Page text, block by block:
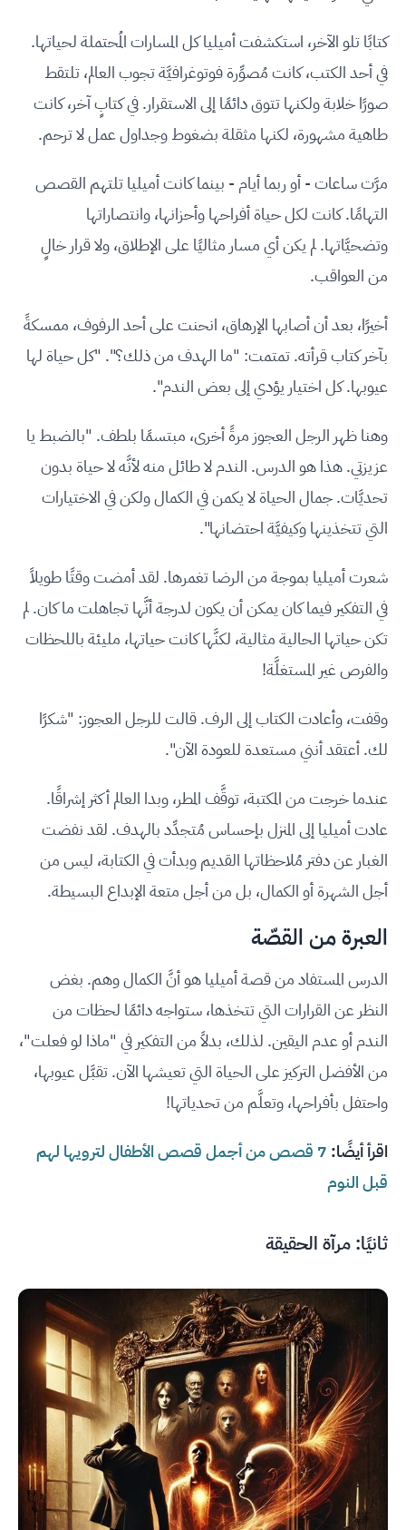
كتابًا تلو الآخر، استكشفت أميليا كل المسارات المُحتملة لحياتها.
في أحد الكتب، كانت مُصوِّرة فوتوغرافيَّة تجوب العالم، تلتقط
صورًا خلابة ولكنها تتوق دائمًا إلى الاستقرار. في كتابٍ آخر، كانت
طاهية مشهورة، لكنها مثقلة بضغوط وجداول عمل لا ترحم.
مرَّت ساعات - أو ربما أيام - بينما كانت أميليا تلتهم القصص
التهامًا. كانت لكل حياة أفراحها وأحزانها، وانتصاراتها
وتضحيَّاتها. لم يكن أي مسار مثاليًا على الإطلاق، ولا قرار خالٍ
من العواقب.
أخيرًا، بعد أن أصابها الإرهاق، انحنت على أحد الرفوف، ممسكةً
بآخر كتاب قرأته. تمتمت: "ما الهدف من ذلك؟". "كل حياة لها
عيوبها. كل اختيار يؤدي إلى بعض الندم".
وهنا ظهر الرجل العجوز مرةً أخرى، مبتسمًا بلطف. "بالضبط يا
عزيزتي. هذا هو الدرس. الندم لا طائل منه لأنَّه لا حياة بدون
تحديَّات. جمال الحياة لا يكمن في الكمال ولكن في الاختيارات
التي تتخذينها وكيفيَّة احتضانها".
شعرت أميليا بموجة من الرضا تغمرها. لقد أمضت وقتًا طويلاً
في التفكير فيما كان يمكن أن يكون لدرجة أنَّها تجاهلت ما كان. لم
تكن حياتها الحالية مثالية، لكنَّها كانت حياتها، مليئة باللحظات
والفرص غير المستغلَّة!
وقفت، وأعادت الكتاب إلى الرف. قالت للرجل العجوز: "شكرًا
لك. أعتقد أنني مستعدة للعودة الآن".
عندما خرجت من المكتبة، توقَّف المطر، وبدا العالم أكثر إشراقًا.
عادت أميليا إلى المنزل بإحساس مُتجدِّد بالهدف. لقد نفضت
الغبار عن دفتر مُلاحظاتها القديم وبدأت في الكتابة، ليس من
أجل الشهرة أو الكمال، بل من أجل متعة الإبداع البسيطة.
العبرة من القصّة
الدرس المستفاد من قصة أميليا هو أنَّ الكمال وهم. بغض
النظر عن القرارات التي تتخذها، ستواجه دائمًا لحظات من
الندم أو عدم اليقين. لذلك، بدلاً من التفكير في "ماذا لو فعلت"،
من الأفضل التركيز على الحياة التي تعيشها الآن. تقبَّل عيوبها،
واحتفل بأفراحها، وتعلَّم من تحدياتها!
اقرأ أيضًا:
7 قصص من أجمل قصص الأطفال لترويها لهم
قبل النوم
ثانيًا: مرآة الحقيقة